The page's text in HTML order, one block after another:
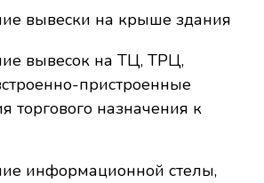
вывески на крыше здания
вывесок на ТЦ, ТРЦ,
пристроенные
торгового назначения к
информационной стелы,